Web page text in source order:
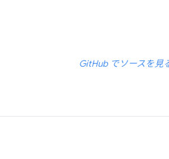
GitHub でソースを見